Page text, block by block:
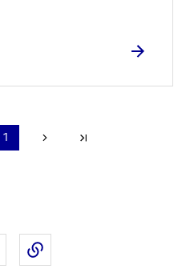
précédente
1 Page suivante
(anciennement Twitter)
sur LinkedIn
Partager par email